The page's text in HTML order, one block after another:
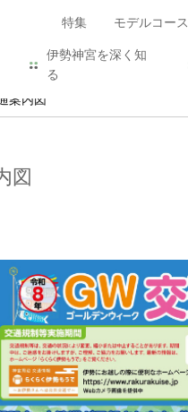
特集 モデルコース
伊勢神宮を深く知
る
案内図
図